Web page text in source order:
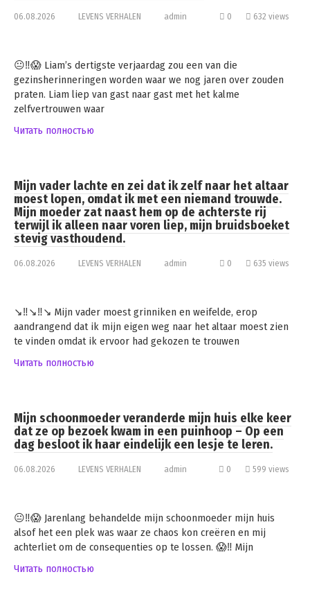
06.08.2026 LEVENS VERHALEN admin 0 632 views
😐‼️😱 Liam’s dertigste verjaardag zou een van die
gezinsherinneringen worden waar we nog jaren over zouden
praten. Liam liep van gast naar gast met het kalme
zelfvertrouwen waar
Читать полностью
Mijn vader lachte en zei dat ik zelf naar het altaar
moest lopen, omdat ik met een niemand trouwde.
Mijn moeder zat naast hem op de achterste rij
terwijl ik alleen naar voren liep, mijn bruidsboeket
stevig vasthoudend.
06.08.2026 LEVENS VERHALEN admin 0 635 views
↘️‼️↘️‼️↘️ Mijn vader moest grinniken en weifelde, erop
aandrangend dat ik mijn eigen weg naar het altaar moest zien
te vinden omdat ik ervoor had gekozen te trouwen
Читать полностью
Mijn schoonmoeder veranderde mijn huis elke keer
dat ze op bezoek kwam in een puinhoop – Op een
dag besloot ik haar eindelijk een lesje te leren.
06.08.2026 LEVENS VERHALEN admin 0 599 views
😐‼️😱 Jarenlang behandelde mijn schoonmoeder mijn huis
alsof het een plek was waar ze chaos kon creëren en mij
achterliet om de consequenties op te lossen. 😱‼️ Mijn
Читать полностью